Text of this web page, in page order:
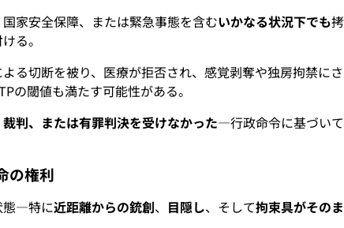
家安全保障、または緊急事態を含むいかなる状況下でも
る。
る切断を被り、医療が拒否され、感覚剥奪や独房拘禁に
の閾値も満たす可能性がある。
判、または有罪判決を受けなかった—行政命令に基づい
の権利
態—特に近距離からの銃創、 目隠し、そして拘束具がその